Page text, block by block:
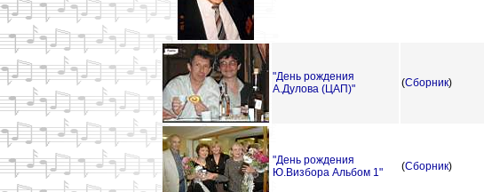
"День рождения
А.Дулова (ЦАП)"
(Сборник)
"День рождения
Ю.Визбора Альбом 1"
(Сборник)